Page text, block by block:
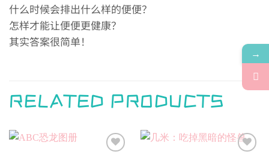
什么时候会排出什么样的便便？
怎样才能让便便更健康？
其实答案很简单！
RELATED PRODUCTS
→